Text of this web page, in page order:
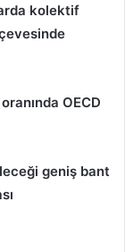
kolektif
OECD
geniş bant